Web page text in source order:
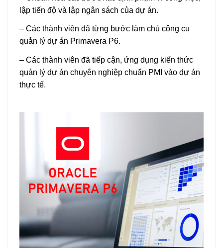
lập tiến độ và lập ngân sách của dự án.
– Các thành viên đã từng bước làm chủ công cụ
quản lý dự án Primavera P6.
– Các thành viên đã tiếp cận, ứng dụng kiến thức
quản lý dự án chuyên nghiệp chuẩn PMI vào dự án
thực tế.